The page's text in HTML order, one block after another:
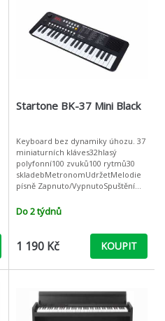
Startone BK-37 Mini Black
Keyboard bez dynamiky úhozu. 37
miniaturních kláves32hlasý
polyfonní100 zvuků100 rytmů30
skladebMetronomUdržetMelodie
písně Zapnuto/VypnutoSpuštění
rytmuOktávaTranspozice a
nastavení laděníReproduktor: 1
Do 2 týdnů
1 190 Kč KOUPIT